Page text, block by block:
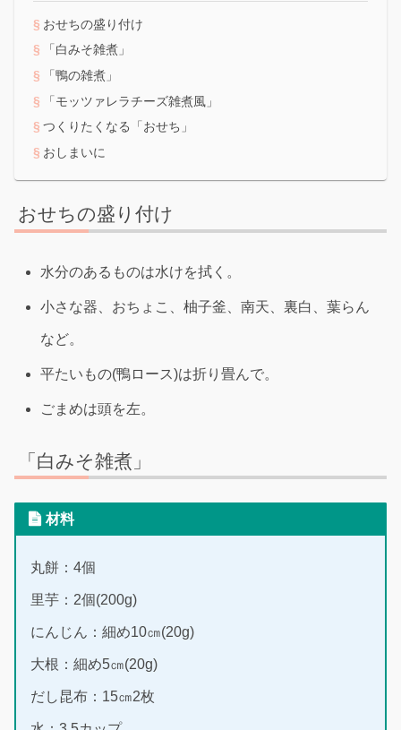
おせちの盛り付け
「白みそ雑煮」
「鴨の雑煮」
「モッツァレラチーズ雑煮風」
つくりたくなる「おせち」
おしまいに
おせちの盛り付け
水分のあるものは水けを拭く。
小さな器、おちょこ、柚子釜、南天、裏白、葉らん
など。
平たいもの(鴨ロース)は折り畳んで。
ごまめは頭を左。
「白みそ雑煮」
材料
丸餅：4個
里芋：2個(200g)
にんじん：細め10㎝(20g)
大根：細め5㎝(20g)
だし昆布：15㎝2枚